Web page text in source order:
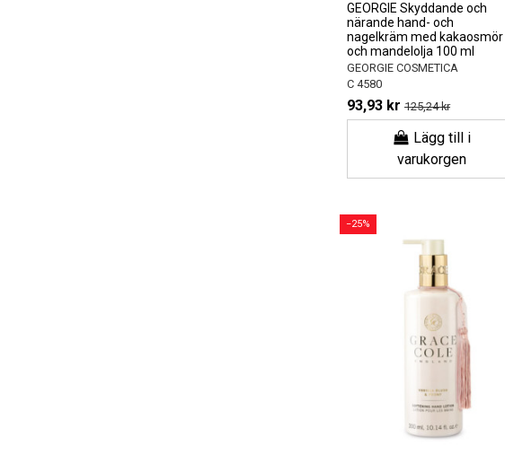
GEORGIE Skyddande och
närande hand- och
nagelkräm med kakaosmör
och mandelolja 100 ml
GEORGIE COSMETICA
C 4580
93,93 kr 125,24 kr
Lägg till i
varukorgen
−25%